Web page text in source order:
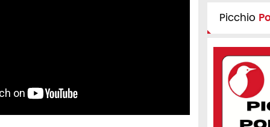
Picchio